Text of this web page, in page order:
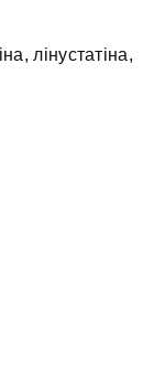
лінустатіна,